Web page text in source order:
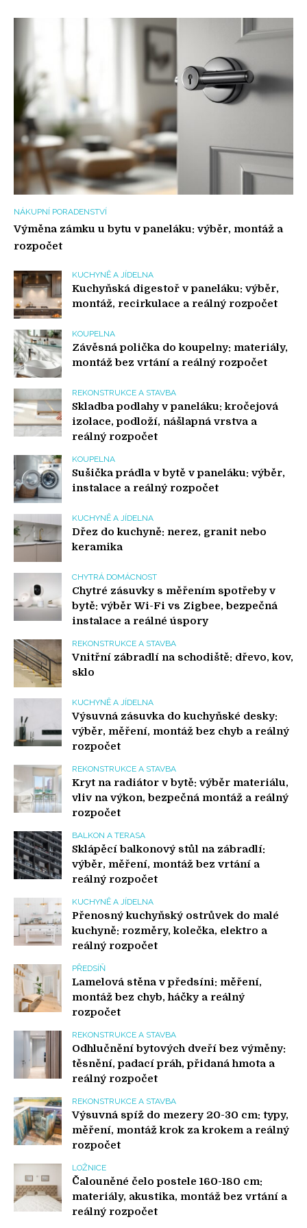
NÁKUPNÍ PORADENSTVÍ
Výměna zámku u bytu v paneláku: výběr, montáž a
rozpočet
KUCHYNĚ A JÍDELNA
Kuchyňská digestoř v paneláku: výběr,
montáž, recirkulace a reálný rozpočet
KOUPELNA
Závěsná polička do koupelny: materiály,
montáž bez vrtání a reálný rozpočet
REKONSTRUKCE A STAVBA
Skladba podlahy v paneláku: kročejová
izolace, podloží, nášlapná vrstva a
reálný rozpočet
KOUPELNA
Sušička prádla v bytě v paneláku: výběr,
instalace a reálný rozpočet
KUCHYNĚ A JÍDELNA
Dřez do kuchyně: nerez, granit nebo
keramika
CHYTRÁ DOMÁCNOST
Chytré zásuvky s měřením spotřeby v
bytě: výběr Wi-Fi vs Zigbee, bezpečná
instalace a reálné úspory
REKONSTRUKCE A STAVBA
Vnitřní zábradlí na schodiště: dřevo, kov,
sklo
KUCHYNĚ A JÍDELNA
Výsuvná zásuvka do kuchyňské desky:
výběr, měření, montáž bez chyb a reálný
rozpočet
REKONSTRUKCE A STAVBA
Kryt na radiátor v bytě: výběr materiálu,
vliv na výkon, bezpečná montáž a reálný
rozpočet
BALKON A TERASA
Sklápěcí balkonový stůl na zábradlí:
výběr, měření, montáž bez vrtání a
reálný rozpočet
KUCHYNĚ A JÍDELNA
Přenosný kuchyňský ostrůvek do malé
kuchyně: rozměry, kolečka, elektro a
reálný rozpočet
PŘEDSÍŇ
Lamelová stěna v předsíni: měření,
montáž bez chyb, háčky a reálný
rozpočet
REKONSTRUKCE A STAVBA
Odhlučnění bytových dveří bez výměny:
těsnění, padací práh, přidaná hmota a
reálný rozpočet
REKONSTRUKCE A STAVBA
Výsuvná spíž do mezery 20-30 cm: typy,
měření, montáž krok za krokem a reálný
rozpočet
LOŽNICE
Čalouněné čelo postele 160-180 cm:
materiály, akustika, montáž bez vrtání a
reálný rozpočet